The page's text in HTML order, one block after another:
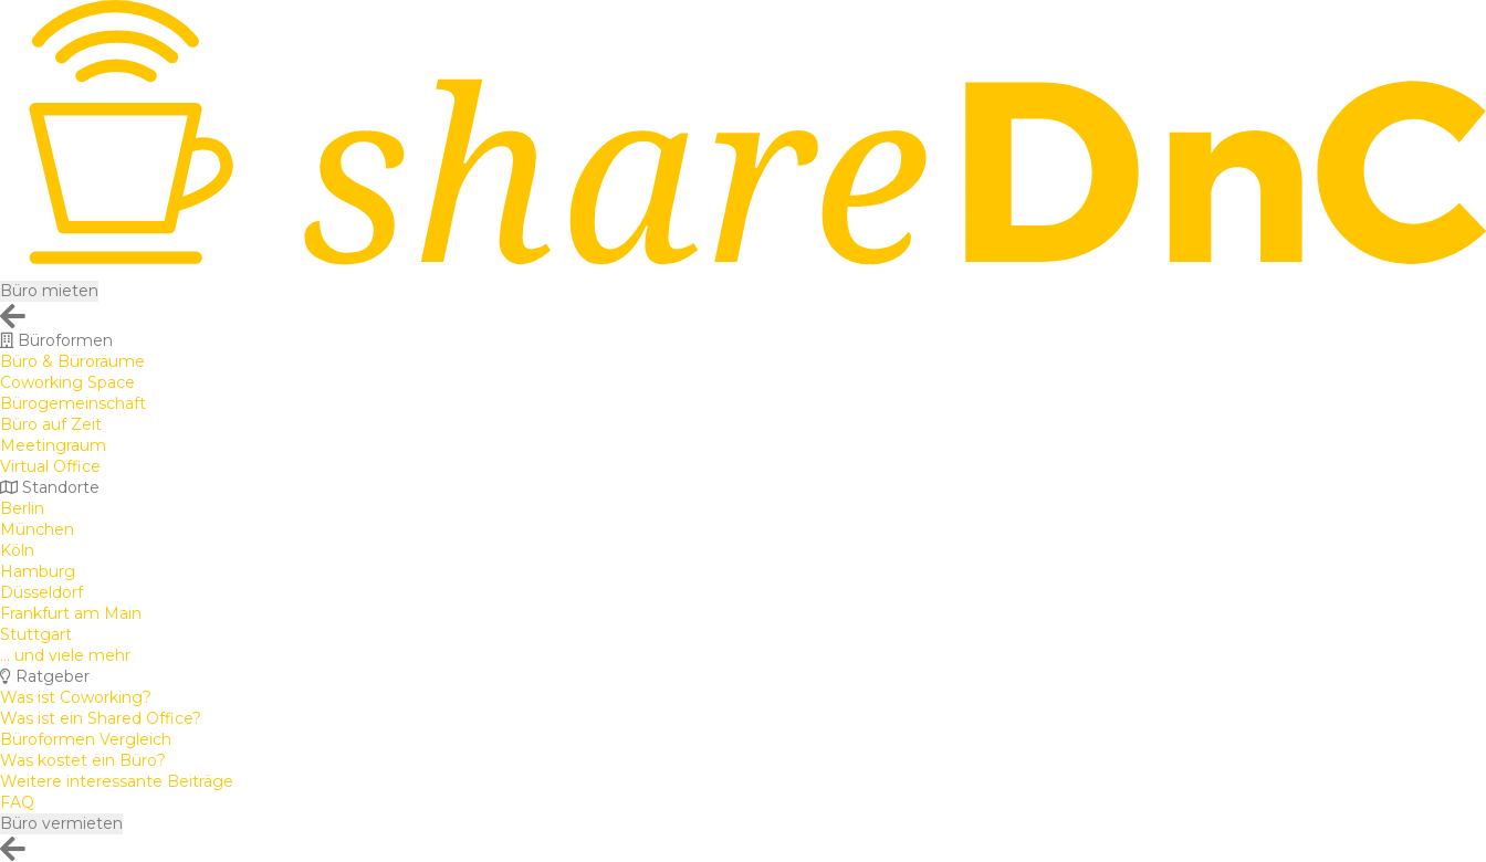
Büro mieten
Büroformen
Büro & Büroräume
Coworking Space
Bürogemeinschaft
Büro auf Zeit
Meetingraum
Virtual Office
Standorte
Berlin
München
Köln
Hamburg
Düsseldorf
Frankfurt am Main
Stuttgart
... und viele mehr
Ratgeber
Was ist Coworking?
Was ist ein Shared Office?
Büroformen Vergleich
Was kostet ein Büro?
Weitere interessante Beiträge
FAQ
Büro vermieten